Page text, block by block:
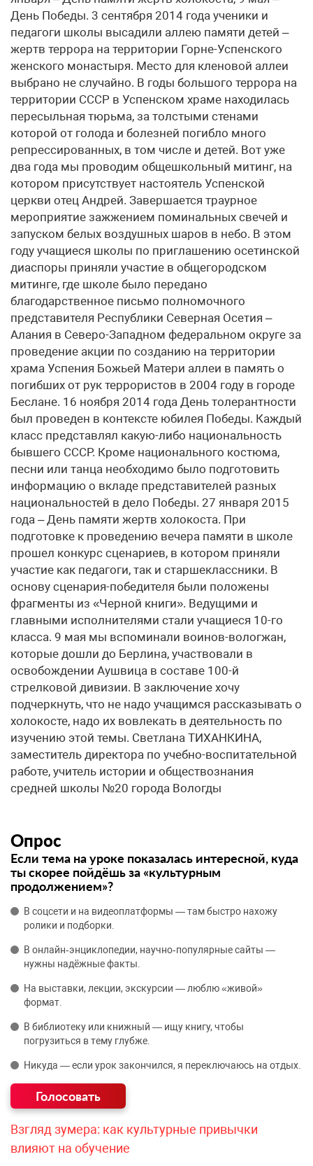
День Победы. 3 сентября 2014 года ученики и
педагоги школы высадили аллею памяти детей –
жертв террора на территории Горне-Успенского
женского монастыря. Место для кленовой аллеи
выбрано не случайно. В годы большого террора на
территории СССР в Успенском храме находилась
пересыльная тюрьма, за толстыми стенами
которой от голода и болезней погибло много
репрессированных, в том числе и детей. Вот уже
два года мы проводим общешкольный митинг, на
котором присутствует настоятель Успенской
церкви отец Андрей. Завершается траурное
мероприятие зажжением поминальных свечей и
запуском белых воздушных шаров в небо. В этом
году учащиеся школы по приглашению осетинской
диаспоры приняли участие в общегородском
митинге, где школе было передано
благодарственное письмо полномочного
представителя Республики Северная Осетия –
Алания в Северо-Западном федеральном округе за
проведение акции по созданию на территории
храма Успения Божьей Матери аллеи в память о
погибших от рук террористов в 2004 году в городе
Беслане. 16 ноября 2014 года День толерантности
был проведен в контексте юбилея Победы. Каждый
класс представлял какую-либо национальность
бывшего СССР. Кроме национального костюма,
песни или танца необходимо было подготовить
информацию о вкладе представителей разных
национальностей в дело Победы. 27 января 2015
года – День памяти жертв холокоста. При
подготовке к проведению вечера памяти в школе
прошел конкурс сценариев, в котором приняли
участие как педагоги, так и старшеклассники. В
основу сценария-победителя были положены
фрагменты из «Черной книги». Ведущими и
главными исполнителями стали учащиеся 10-го
класса. 9 мая мы вспоминали воинов-вологжан,
которые дошли до Берлина, участвовали в
освобождении Аушвица в составе 100-й
стрелковой дивизии. В заключение хочу
подчеркнуть, что не надо учащимся рассказывать о
холокосте, надо их вовлекать в деятельность по
изучению этой темы. Светлана ТИХАНКИНА,
заместитель директора по учебно-воспитательной
работе, учитель истории и обществознания
средней школы №20 города Вологды
Опрос
Если тема на уроке показалась интересной, куда
ты скорее пойдёшь за «культурным
продолжением»?
В соцсети и на видеоплатформы — там быстро нахожу
ролики и подборки.
В онлайн‑энциклопедии, научно‑популярные сайты —
нужны надёжные факты.
На выставки, лекции, экскурсии — люблю «живой»
формат.
В библиотеку или книжный — ищу книгу, чтобы
погрузиться в тему глубже.
Никуда — если урок закончился, я переключаюсь на отдых.
Взгляд зумера: как культурные привычки
влияют на обучение